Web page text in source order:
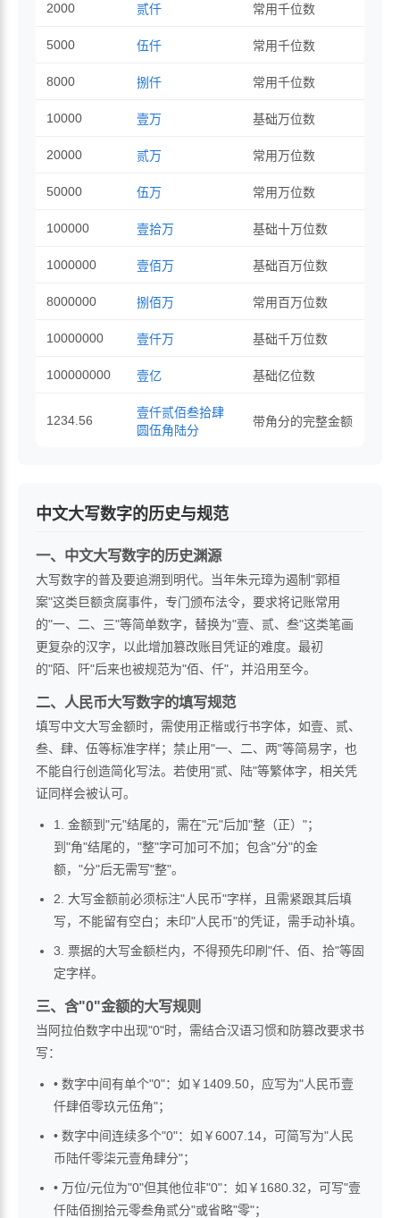
2000 贰仟 常用千位数
5000 伍仟 常用千位数
8000 捌仟 常用千位数
10000 壹万 基础万位数
20000 贰万 常用万位数
50000 伍万 常用万位数
100000 壹拾万 基础十万位数
1000000 壹佰万 基础百万位数
8000000 捌佰万 常用百万位数
10000000 壹仟万 基础千万位数
100000000 壹亿 基础亿位数
1234.56
壹仟贰佰叁拾肆
圆伍角陆分
带角分的完整金额
中文大写数字的历史与规范
一、中文大写数字的历史渊源
大写数字的普及要追溯到明代。当年朱元璋为遏制"郭桓
案"这类巨额贪腐事件，专门颁布法令，要求将记账常用
的"一、二、三"等简单数字，替换为"壹、贰、叁"这类笔画
更复杂的汉字，以此增加篡改账目凭证的难度。最初
的"陌、阡"后来也被规范为"佰、仟"，并沿用至今。
二、人民币大写数字的填写规范
填写中文大写金额时，需使用正楷或行书字体，如壹、贰、
叁、肆、伍等标准字样；禁止用"一、二、两"等简易字，也
不能自行创造简化写法。若使用"贰、陆"等繁体字，相关凭
证同样会被认可。
1. 金额到"元"结尾的，需在"元"后加"整（正）"；
到"角"结尾的，"整"字可加可不加；包含"分"的金
额，"分"后无需写"整"。
2. 大写金额前必须标注"人民币"字样，且需紧跟其后填
写，不能留有空白；未印"人民币"的凭证，需手动补填。
3. 票据的大写金额栏内，不得预先印刷"仟、佰、拾"等固
定字样。
三、含"0"金额的大写规则
当阿拉伯数字中出现"0"时，需结合汉语习惯和防篡改要求书
写：
• 数字中间有单个"0"：如￥1409.50，应写为"人民币壹
仟肆佰零玖元伍角"；
• 数字中间连续多个"0"：如￥6007.14，可简写为"人民
币陆仟零柒元壹角肆分"；
• 万位/元位为"0"但其他位非"0"：如￥1680.32，可写"壹
仟陆佰捌拾元零叁角贰分"或省略"零"；